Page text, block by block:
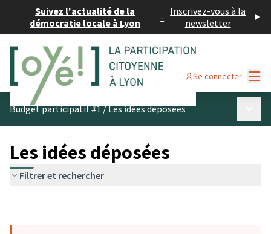
Suivez l'actualité de la
démocratie locale à Lyon
- Inscrivez-vous à la
newsletter
Se connecter
Budget participatif #1/Les idées déposées
Les idées déposées
Filtrer et rechercher